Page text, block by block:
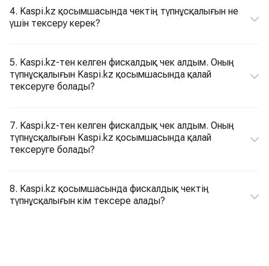
4. Kaspi.kz қосымшасында чектің түпнұсқалығын не
үшін тексеру керек?
5. Kaspi.kz-тен келген фискалдық чек алдым. Оның
түпнұсқалығын Kaspi.kz қосымшасында қалай
тексеруге болады?
7. Kaspi.kz-тен келген фискалдық чек алдым. Оның
түпнұсқалығын Kaspi.kz қосымшасында қалай
тексеруге болады?
8. Kaspi.kz қосымшасында фискалдық чектің
түпнұсқалығын кім тексере алады?